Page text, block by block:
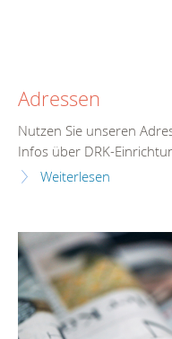
Adressen
Nutzen Sie unseren
Infos über DRK-
Weiterlesen